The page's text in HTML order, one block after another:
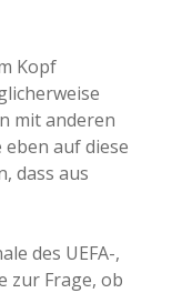
Kopf
mit anderen
auf diese
dass aus
des UEFA-,
zur Frage, ob